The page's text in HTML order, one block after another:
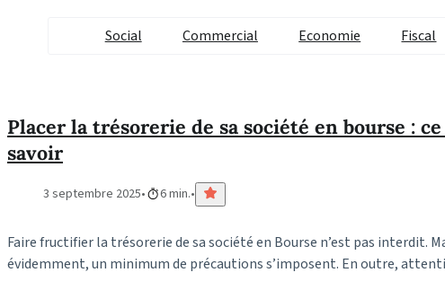
Social Commercial Economie Fiscal
Placer la trésorerie de sa société en bourse :
savoir
3 septembre 2025 6 min.
Faire fructifier la trésorerie de sa société en Bourse n’est pas interdit.
évidemment, un minimum de précautions s’imposent. En outre,